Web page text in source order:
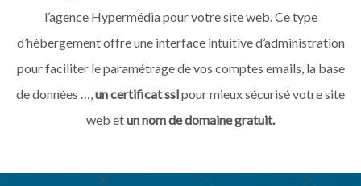
l’agence Hypermédia pour votre site web. Ce type
d’hébergement offre une interface intuitive d’administration
pour faciliter le paramétrage de vos comptes emails, la base
de données …, un certificat sslpour mieux sécurisé votre site
web etun nom de domaine gratuit.